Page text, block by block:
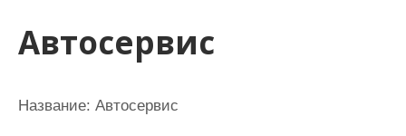
Автосервис
Название: Автосервис